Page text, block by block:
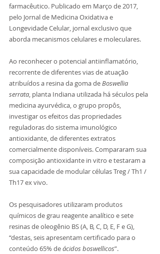
farmacêutico. Publicado em Março de 2017,
pelo Jornal de Medicina Oxidativa e
Longevidade Celular, jornal exclusivo que
aborda mecanismos celulares e moleculares.
Ao reconhecer o potencial antiinflamatório,
recorrente de diferentes vias de atuação
atribuídos a resina da goma de Boswellia
serrata, planta Indiana utilizada há séculos pela
medicina ayurvédica, o grupo propôs,
investigar os efeitos das propriedades
reguladoras do sistema imunológico
antioxidante, de diferentes extratos
comercialmente disponíveis. Compararam sua
composição antioxidante in vitro e testaram a
sua capacidade de modular células Treg / Th1 /
Th17 ex vivo.
Os pesquisadores utilizaram produtos
químicos de grau reagente analítico e sete
resinas de oleogênio BS (A, B, C, D, E, F e G),
“destas, seis apresentam certificado para o
conteúdo 65% de ácidos boswellicos”.